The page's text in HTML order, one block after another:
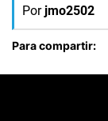
Por jmo2502
Para compartir: